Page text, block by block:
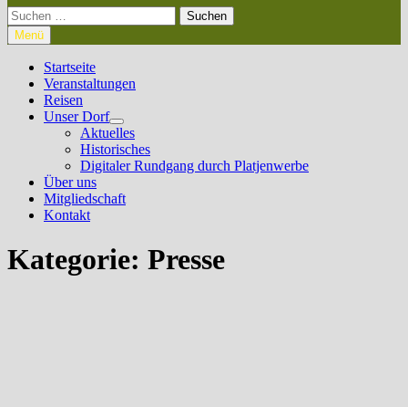
Suchen
nach:
Menü
Startseite
Veranstaltungen
Reisen
Unser Dorf
Untermenü
anzeigen
Aktuelles
Historisches
Digitaler Rundgang durch Platjenwerbe
Über uns
Mitgliedschaft
Kontakt
Kategorie: Presse